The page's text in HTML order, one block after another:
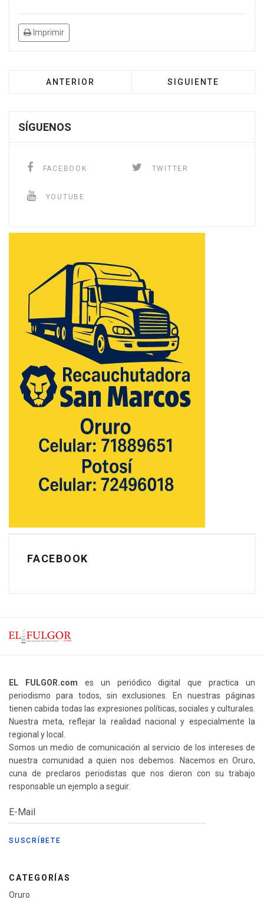
Imprimir
ANTERIOR SIGUIENTE
SÍGUENOS
FACEBOOK TWITTER
YOUTUBE
FACEBOOK
EL FULGOR.com es un periódico digital que practica un
periodismo para todos, sin exclusiones. En nuestras páginas
tienen cabida todas las expresiones políticas, sociales y culturales.
Nuestra meta, reflejar la realidad nacional y especialmente la
regional y local.
Somos un medio de comunicación al servicio de los intereses de
nuestra comunidad a quien nos debemos. Nacemos en Oruro,
cuna de preclaros periodistas que nos dieron con su trabajo
responsable un ejemplo a seguir.
CATEGORÍAS
Oruro